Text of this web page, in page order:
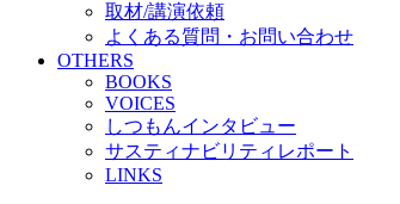
取材/講演依頼
よくある質問・お問い合わせ
OTHERS
BOOKS
VOICES
しつもんインタビュー
サスティナビリティレポート
LINKS